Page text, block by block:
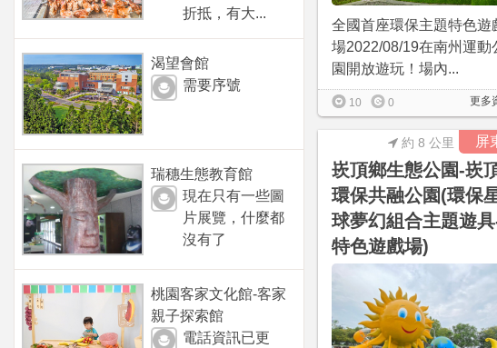
折抵，有大...
渴望會館
需要序號
瑞穗生態教育館
現在只有一些圖
片展覽，什麼都
沒有了
桃園客家文化館-客家
親子探索館
電話資訊已更
全國首座環保主題特色遊
場2022/08/19在南州運動
園開放遊玩！場內...
更多
10 0
屏
約 8 公里
崁頂鄉生態公園-崁
環保共融公園(環保
球夢幻組合主題遊
特色遊戲場)